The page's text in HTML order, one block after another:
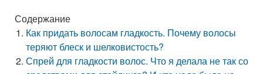
Содержание
Как придать волосам гладкость. Почему волосы
теряют блеск и шелковистость?
Спрей для гладкости волос. Что я делала не так со